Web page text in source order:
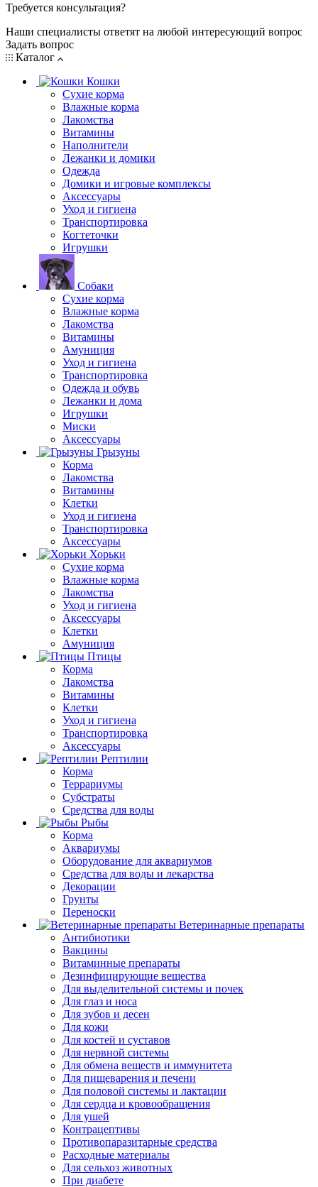
Требуется консультация?
Наши специалисты ответят на любой интересующий вопрос
Задать вопрос
Каталог
Кошки
Сухие корма
Влажные корма
Лакомства
Витамины
Наполнители
Лежанки и домики
Одежда
Домики и игровые комплексы
Аксессуары
Уход и гигиена
Транспортировка
Когтеточки
Игрушки
Собаки
Сухие корма
Влажные корма
Лакомства
Витамины
Амуниция
Уход и гигиена
Транспортировка
Одежда и обувь
Лежанки и дома
Игрушки
Миски
Аксессуары
Грызуны
Корма
Лакомства
Витамины
Клетки
Уход и гигиена
Транспортировка
Аксессуары
Хорьки
Сухие корма
Влажные корма
Лакомства
Уход и гигиена
Аксессуары
Клетки
Амуниция
Птицы
Корма
Лакомства
Витамины
Клетки
Уход и гигиена
Транспортировка
Аксессуары
Рептилии
Корма
Террариумы
Субстраты
Средства для воды
Рыбы
Корма
Аквариумы
Оборудование для аквариумов
Средства для воды и лекарства
Декорации
Грунты
Переноски
Ветеринарные препараты
Антибиотики
Вакцины
Витаминные препараты
Дезинфицирующие вещества
Для выделительной системы и почек
Для глаз и носа
Для зубов и десен
Для кожи
Для костей и суставов
Для нервной системы
Для обмена веществ и иммунитета
Для пищеварения и печени
Для половой системы и лактации
Для сердца и кровообращения
Для ушей
Контрацептивы
Противопаразитарные средства
Расходные материалы
Для сельхоз животных
При диабете